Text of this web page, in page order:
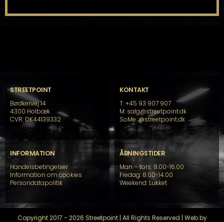
STREETPOINT
Bødkervej 14
4300 Holbæk
CVR: DK44139332
KONTAKT
T: +45 93 907 907
M: salg@streetpoint.dk
SoMe:@streetpoint.dk
INFORMATION
Handelsbetingelser
Information om cookies
Persondatapolitik
ÅBNINGSTIDER
Man – tors: 8.00-16.00
Fredag: 8.00-14.00
Weekend: Lukket
Copyright 2017 - 2026 Streetpoint | All Rights Reserved | Web by